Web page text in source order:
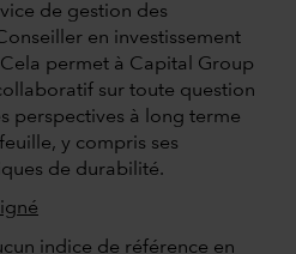
de gestion des
en investissement
permet à Capital Group
sur toute question
perspectives à long terme
y compris ses
de durabilité.
indice de référence en